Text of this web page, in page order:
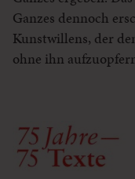
Ganzes dennoch
Kunstwillens, der
ohne ihn